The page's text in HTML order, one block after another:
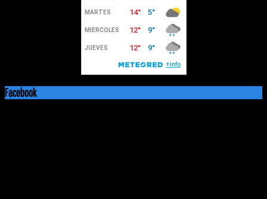
Facebook